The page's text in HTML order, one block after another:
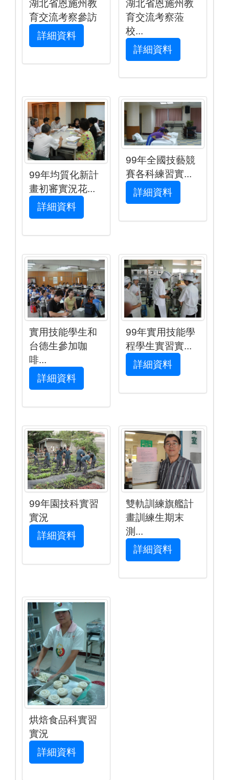
湖北省恩施州教
育交流考察參訪
詳細資料
湖北省恩施州教
育交流考察蒞
校...
詳細資料
99年均質化新計
畫初審實況花...
詳細資料
99年全國技藝競
賽各科練習實...
詳細資料
實用技能學生和
台德生參加咖
啡...
詳細資料
99年實用技能學
程學生實習實...
詳細資料
99年園技科實習
實況
詳細資料
雙軌訓練旗艦計
畫訓練生期末
測...
詳細資料
烘焙食品科實習
實況
詳細資料